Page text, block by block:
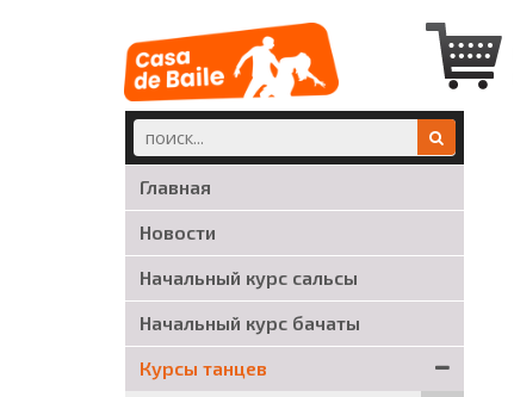
Главная
Новости
Начальный курс сальсы
Начальный курс бачаты
Курсы танцев